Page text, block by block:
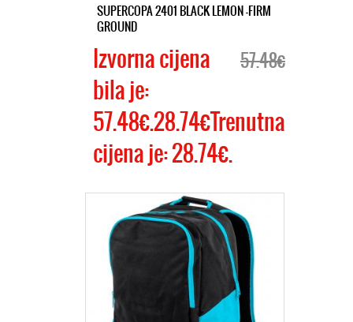
SUPERCOPA 2401 BLACK LEMON -FIRM
GROUND
57.48€
Izvorna cijena
bila je:
57.48€.28.74€Trenutna
cijena je: 28.74€.